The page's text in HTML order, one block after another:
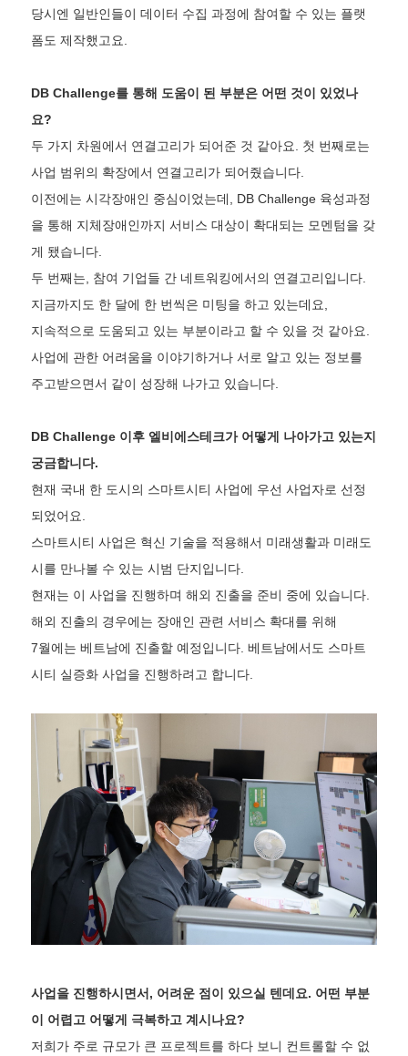
당시엔 일반인들이 데이터 수집 과정에 참여할 수 있는 플랫
폼도 제작했고요.
DB Challenge를 통해 도움이 된 부분은 어떤 것이 있었나
요?
두 가지 차원에서 연결고리가 되어준 것 같아요. 첫 번째로는
사업 범위의 확장에서 연결고리가 되어줬습니다.
이전에는 시각장애인 중심이었는데, DB Challenge 육성과정
을 통해 지체장애인까지 서비스 대상이 확대되는 모멘텀을 갖
게 됐습니다.
두 번째는, 참여 기업들 간 네트워킹에서의 연결고리입니다.
지금까지도 한 달에 한 번씩은 미팅을 하고 있는데요,
지속적으로 도움되고 있는 부분이라고 할 수 있을 것 같아요.
사업에 관한 어려움을 이야기하거나 서로 알고 있는 정보를
주고받으면서 같이 성장해 나가고 있습니다.
DB Challenge 이후 엘비에스테크가 어떻게 나아가고 있는지
궁금합니다.
현재 국내 한 도시의 스마트시티 사업에 우선 사업자로 선정
되었어요.
스마트시티 사업은 혁신 기술을 적용해서 미래생활과 미래도
시를 만나볼 수 있는 시범 단지입니다.
현재는 이 사업을 진행하며 해외 진출을 준비 중에 있습니다.
해외 진출의 경우에는 장애인 관련 서비스 확대를 위해
7월에는 베트남에 진출할 예정입니다. 베트남에서도 스마트
시티 실증화 사업을 진행하려고 합니다.
사업을 진행하시면서, 어려운 점이 있으실 텐데요. 어떤 부분
이 어렵고 어떻게 극복하고 계시나요?
저희가 주로 규모가 큰 프로젝트를 하다 보니 컨트롤할 수 없